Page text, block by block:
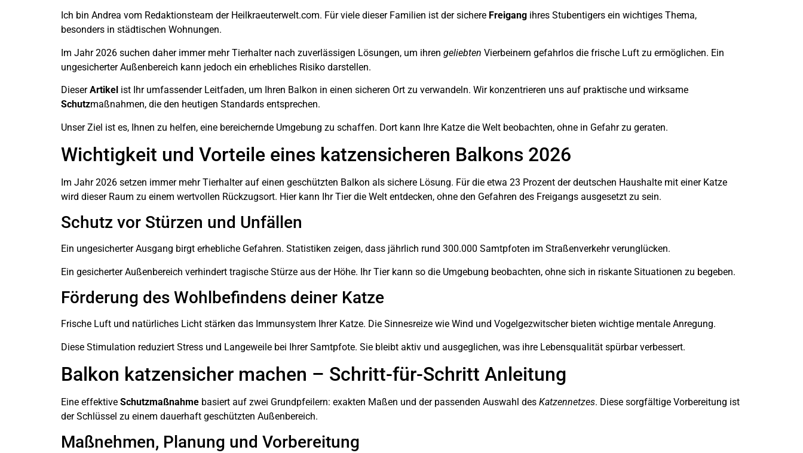
Ich bin Andrea vom Redaktionsteam der Heilkraeuterwelt.com. Für viele dieser Familien ist der sichere Freigang ihres Stubentigers ein wichtiges Thema,
besonders in städtischen Wohnungen.
Im Jahr 2026 suchen daher immer mehr Tierhalter nach zuverlässigen Lösungen, um ihren geliebten Vierbeinern gefahrlos die frische Luft zu ermöglichen. Ein
ungesicherter Außenbereich kann jedoch ein erhebliches Risiko darstellen.
DieserArtikel ist Ihr umfassender Leitfaden, um Ihren Balkon in einen sicheren Ort zu verwandeln. Wir konzentrieren uns auf praktische und wirksame
Schutzmaßnahmen, die den heutigen Standards entsprechen.
Unser Ziel ist es, Ihnen zu helfen, eine bereichernde Umgebung zu schaffen. Dort kann Ihre Katze die Welt beobachten, ohne in Gefahr zu geraten.
Wichtigkeit und Vorteile eines katzensicheren Balkons 2026
Im Jahr 2026 setzen immer mehr Tierhalter auf einen geschützten Balkon als sichere Lösung. Für die etwa 23 Prozent der deutschen Haushalte mit einer Katze
wird dieser Raum zu einem wertvollen Rückzugsort. Hier kann Ihr Tier die Welt entdecken, ohne den Gefahren des Freigangs ausgesetzt zu sein.
Schutz vor Stürzen und Unfällen
Ein ungesicherter Ausgang birgt erhebliche Gefahren. Statistiken zeigen, dass jährlich rund 300.000 Samtpfoten im Straßenverkehr verunglücken.
Ein gesicherter Außenbereich verhindert tragische Stürze aus der Höhe. Ihr Tier kann so die Umgebung beobachten, ohne sich in riskante Situationen zu begeben.
Förderung des Wohlbefindens deiner Katze
Frische Luft und natürliches Licht stärken das Immunsystem Ihrer Katze. Die Sinnesreize wie Wind und Vogelgezwitscher bieten wichtige mentale Anregung.
Diese Stimulation reduziert Stress und Langeweile bei Ihrer Samtpfote. Sie bleibt aktiv und ausgeglichen, was ihre Lebensqualität spürbar verbessert.
Balkon katzensicher machen – Schritt-für-Schritt Anleitung
Eine effektive Schutzmaßnahme basiert auf zwei Grundpfeilern: exakten Maßen und der passenden Auswahl des Katzennetzes. Diese sorgfältige Vorbereitung ist
der Schlüssel zu einem dauerhaft geschützten Außenbereich.
Maßnehmen, Planung und Vorbereitung